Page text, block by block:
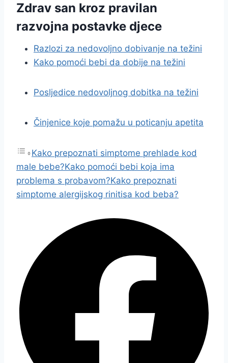
Zdrav san kroz pravilan
razvojna postavke djece
Razlozi za nedovoljno dobivanje na težini
Kako pomoći bebi da dobije na težini
Posljedice nedovoljnog dobitka na težini
Činjenice koje pomažu u poticanju apetita
Kako prepoznati simptome prehlade kod
male bebe?Kako pomoći bebi koja ima
problema s probavom?Kako prepoznati
simptome alergijskog rinitisa kod beba?